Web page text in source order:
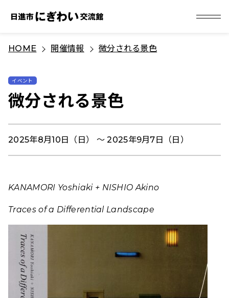
HOME 開催情報 微分される景色
イベント
微分される景色
2025年8月10日（日） 〜 2025年9月7日（日）
KANAMORI Yoshiaki + NISHIO Akino
Traces of a Differential Landscape